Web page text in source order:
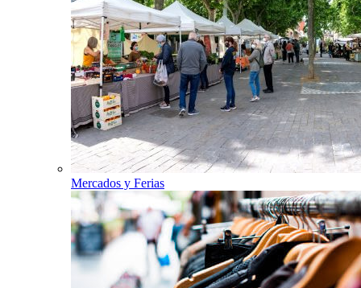
Mercados y Ferias